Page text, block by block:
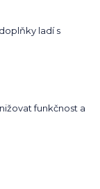
ladí s
funkčnost a